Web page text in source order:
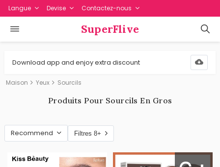
Langue Devise Contactez-nous
SuperFlive
Download app and enjoy extra discount
Maison Yeux Sourcils
Produits Pour Sourcils En Gros
Recommend Filtres 8+